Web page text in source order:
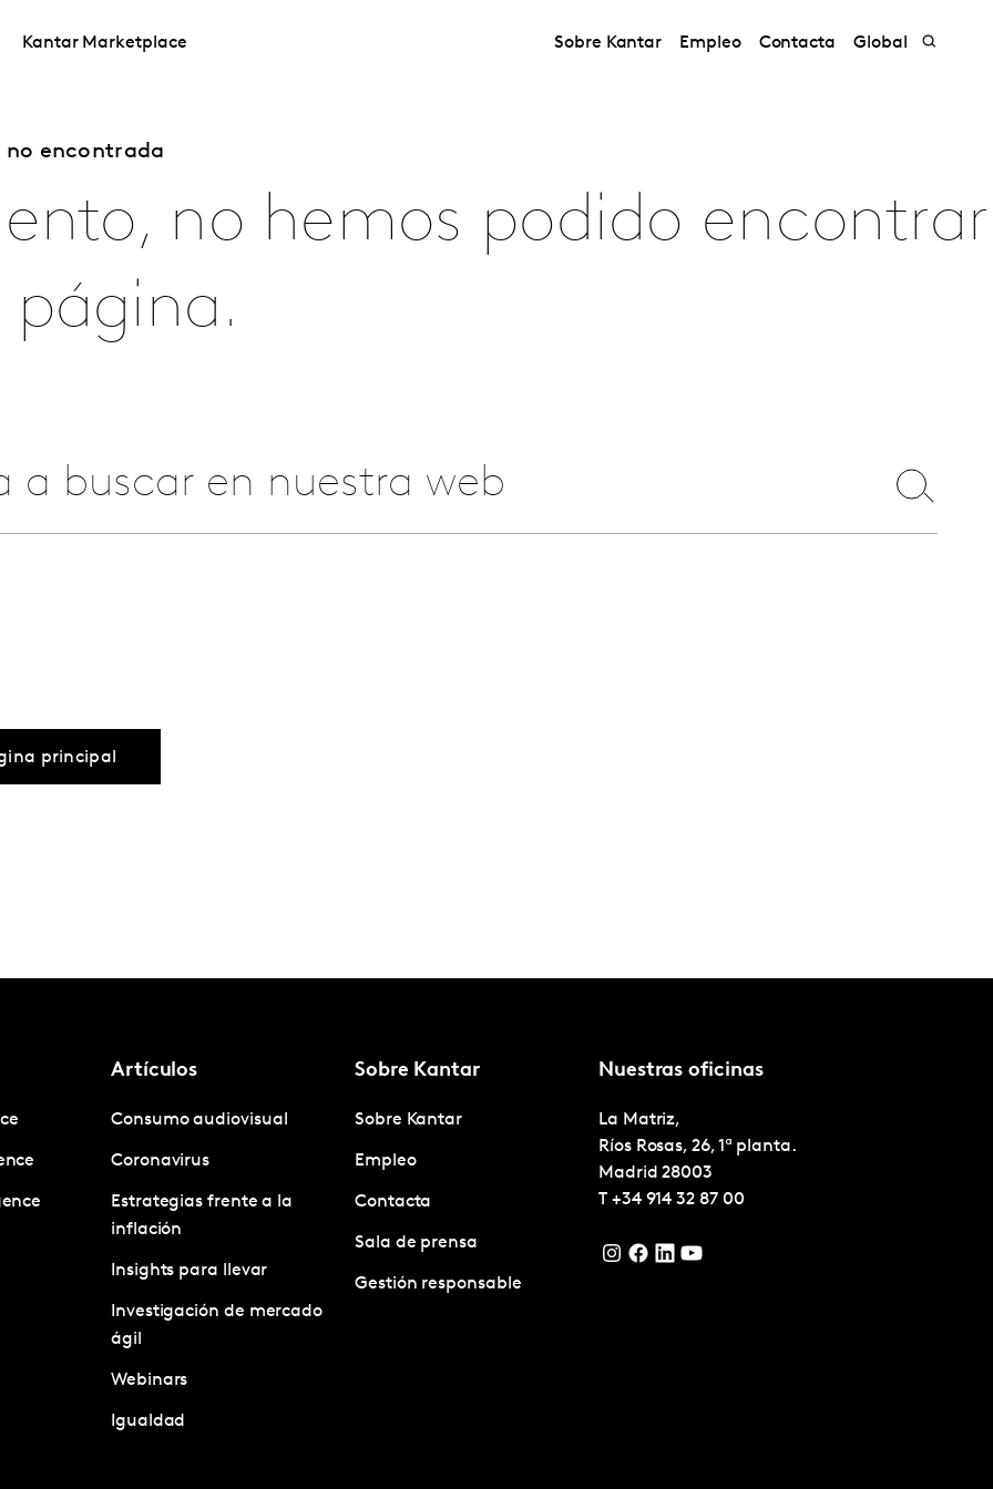
Kantar Marketplace Sobre Kantar Empleo Contacta Global
no encontrada
no hemos podido encontrar
página.
principal
Artículos
Consumo audiovisual
Coronavirus
Estrategias frente a la
inflación
Insights para llevar
Investigación de mercado
ágil
Webinars
Igualdad
Sobre Kantar
Sobre Kantar
Empleo
Contacta
Sala de prensa
Gestión responsable
Nuestras oficinas
La Matriz,
Ríos Rosas, 26, 1ª planta.
Madrid 28003
T +34 914 32 87 00